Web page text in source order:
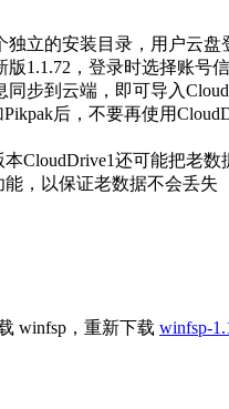
独立的安装目录，用户云
1.1.72，登录时选择账
步到云端，即可导入
后，不要再使用
CloudDrive1还可能把老
，以保证老数据不会丢失
winfsp，重新下载 winfsp-